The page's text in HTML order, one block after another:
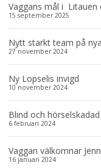
Vaggans mål i
15 september 2025
Nytt starkt team på
27 november 2024
Ny Lopselis invigd
10 november 2024
Blind och
6 februari 2024
Vaggan välkomnar
16 januari 2024